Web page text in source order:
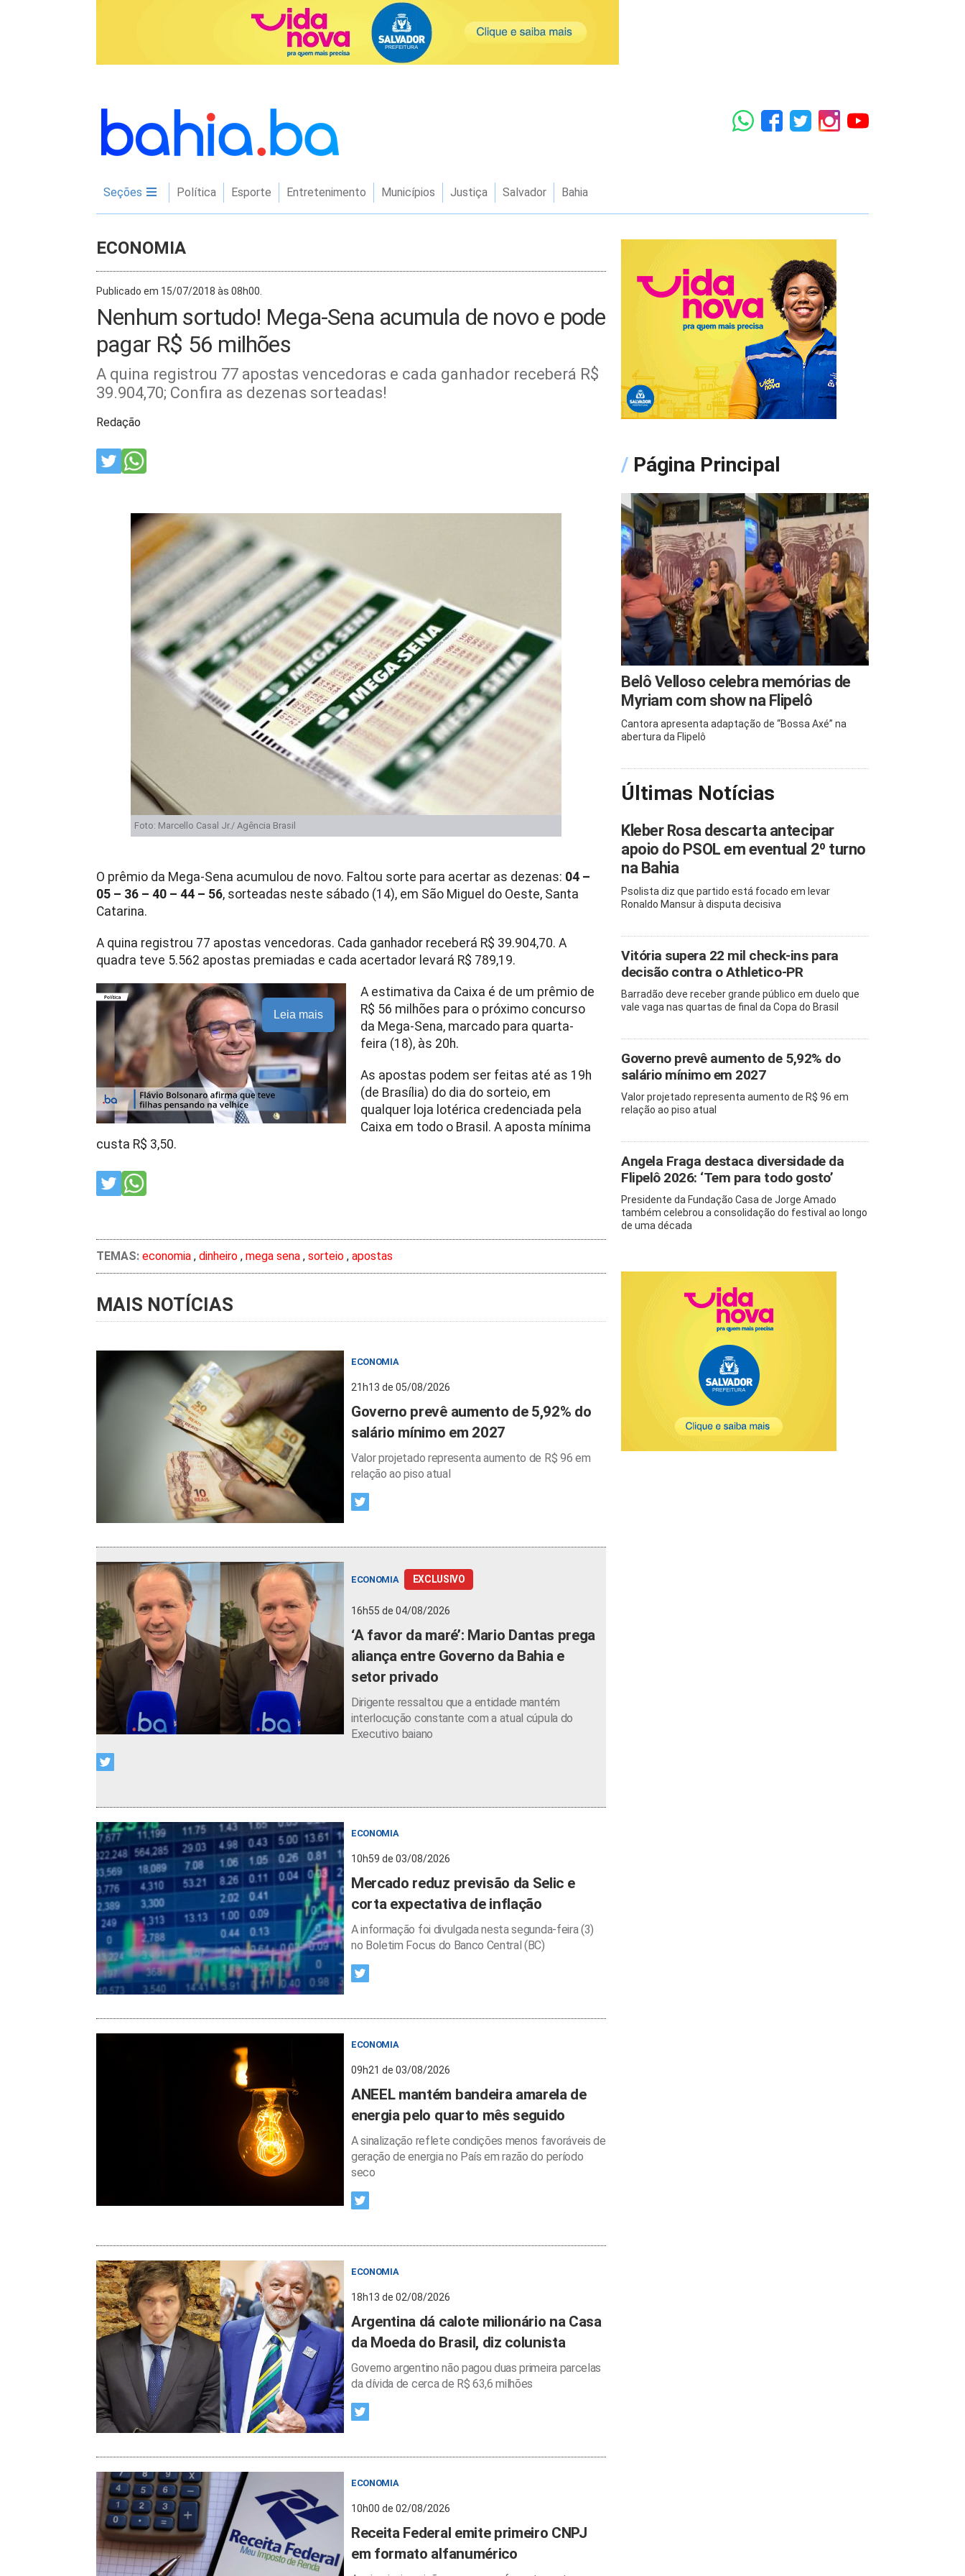
Seções Política Esporte Entretenimento Municípios Justiça Salvador Bahia
ECONOMIA
Publicado em 15/07/2018 às 08h00.
Nenhum sortudo! Mega-Sena acumula de novo e pode
pagar R$ 56 milhões
A quina registrou 77 apostas vencedoras e cada ganhador receberá R$
39.904,70; Confira as dezenas sorteadas!
Redação
Foto: Marcello Casal Jr./ Agência Brasil
O prêmio da Mega-Sena acumulou de novo. Faltou sorte para acertar as dezenas: 04 –
05 – 36 – 40 – 44 – 56, sorteadas neste sábado (14), em São Miguel do Oeste, Santa
Catarina.
A quina registrou 77 apostas vencedoras. Cada ganhador receberá R$ 39.904,70. A
quadra teve 5.562 apostas premiadas e cada acertador levará R$ 789,19.
Leia mais
A estimativa da Caixa é de um prêmio de
R$ 56 milhões para o próximo concurso
da Mega-Sena, marcado para quarta-
feira (18), às 20h.
As apostas podem ser feitas até as 19h
(de Brasília) do dia do sorteio, em
qualquer loja lotérica credenciada pela
Caixa em todo o Brasil. A aposta mínima
custa R$ 3,50.
TEMAS: economia , dinheiro , mega sena , sorteio , apostas
MAIS NOTÍCIAS
ECONOMIA
21h13 de 05/08/2026
Governo prevê aumento de 5,92% do
salário mínimo em 2027
Valor projetado representa aumento de R$ 96 em
relação ao piso atual
ECONOMIA EXCLUSIVO
16h55 de 04/08/2026
‘A favor da maré’: Mario Dantas prega
aliança entre Governo da Bahia e
setor privado
Dirigente ressaltou que a entidade mantém
interlocução constante com a atual cúpula do
Executivo baiano
ECONOMIA
10h59 de 03/08/2026
Mercado reduz previsão da Selic e
corta expectativa de inflação
A informação foi divulgada nesta segunda-feira (3)
no Boletim Focus do Banco Central (BC)
ECONOMIA
09h21 de 03/08/2026
ANEEL mantém bandeira amarela de
energia pelo quarto mês seguido
A sinalização reflete condições menos favoráveis de
geração de energia no País em razão do período
seco
ECONOMIA
18h13 de 02/08/2026
Argentina dá calote milionário na Casa
da Moeda do Brasil, diz colunista
Governo argentino não pagou duas primeira parcelas
da dívida de cerca de R$ 63,6 milhões
ECONOMIA
10h00 de 02/08/2026
Receita Federal emite primeiro CNPJ
em formato alfanumérico
/ Página Principal
Belô Velloso celebra memórias de
Myriam com show na Flipelô
Cantora apresenta adaptação de “Bossa Axé” na
abertura da Flipelô
Últimas Notícias
Kleber Rosa descarta antecipar
apoio do PSOL em eventual 2º turno
na Bahia
Psolista diz que partido está focado em levar
Ronaldo Mansur à disputa decisiva
Vitória supera 22 mil check-ins para
decisão contra o Athletico-PR
Barradão deve receber grande público em duelo que
vale vaga nas quartas de final da Copa do Brasil
Governo prevê aumento de 5,92% do
salário mínimo em 2027
Valor projetado representa aumento de R$ 96 em
relação ao piso atual
Angela Fraga destaca diversidade da
Flipelô 2026: ‘Tem para todo gosto’
Presidente da Fundação Casa de Jorge Amado
também celebrou a consolidação do festival ao longo
de uma década